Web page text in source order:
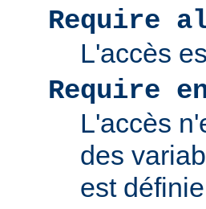
Require
L'accès
Require
L'accès
des
est